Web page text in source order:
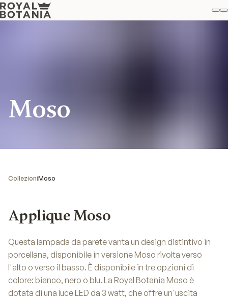
Il
Moso
CollezioniMoso
Applique Moso
Questa lampada da parete vanta un design distintivo in
porcellana, disponibile in versione Moso rivolta verso
l'alto o verso il basso. È disponibile in tre opzioni di
colore: bianco, nero o blu. La Royal Botania Moso è
dotata di una luce LED da 3 watt, che offre un'uscita